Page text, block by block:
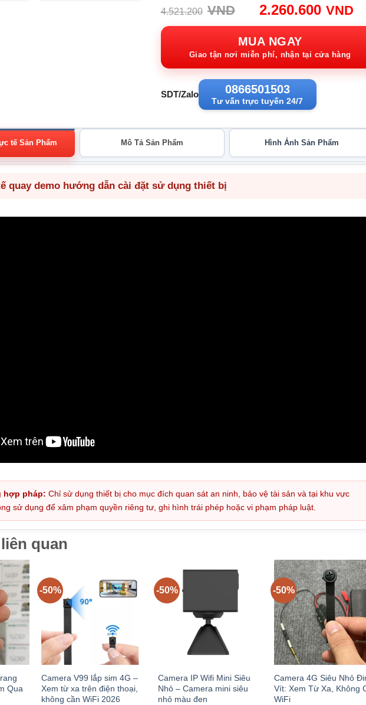
4.521.200 VND
Giá
gốc:
4.521.200VND.
2.260.600 VND
MUA NGAY
Giao tận nơi miễn phí, nhận tại cửa hàng
SDT/Zalo 0866501503
Tư vấn trực tuyến 24/7
tế Sản Phẩm Mô Tả Sản Phẩm Hình Ảnh Sản Phẩm
quay demo hướng dẫn cài đặt sử dụng thiết bị
hợp pháp: Chỉ sử dụng thiết bị cho mục đích quan sát an ninh, bảo vệ tài sản và tại khu vực
sử dụng để xâm phạm quyền riêng tư, ghi hình trái phép hoặc vi phạm pháp luật.
quan
Qua
-50%
Camera V99 lắp sim 4G –
Xem từ xa trên điện thoại,
không cần WiFi 2026
-50%
Camera IP Wifi Mini Siêu
Nhỏ – Camera mini siêu
nhỏ màu đen
-50%
Camera 4G Siêu Nhỏ
Vít: Xem Từ Xa, Không
WiFi